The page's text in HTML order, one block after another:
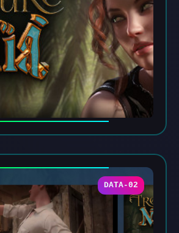
DATA-02